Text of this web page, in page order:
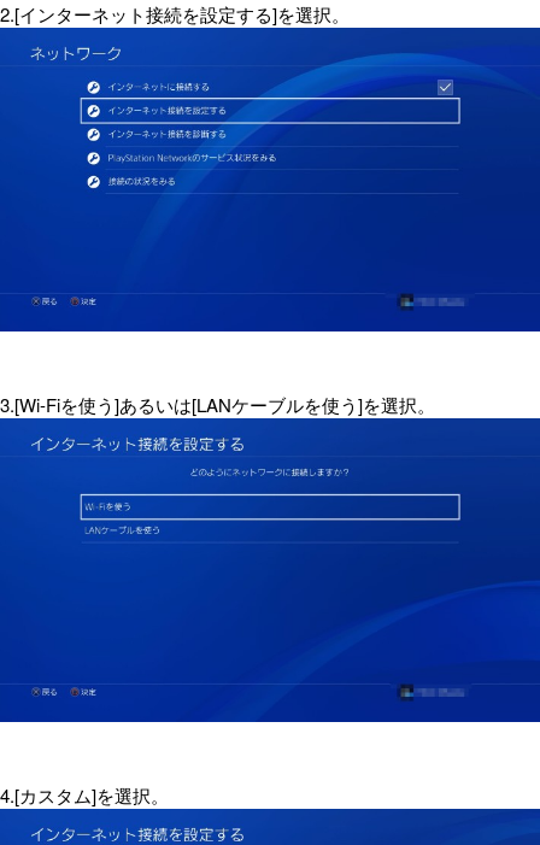
2.[インターネット接続を設定する]を選択。
3.[Wi-Fiを使う]あるいは[LANケーブルを使う]を選択。
4.[カスタム]を選択。